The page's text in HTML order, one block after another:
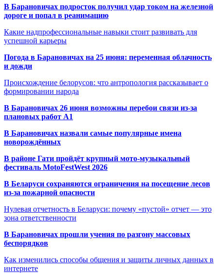
В Барановичах подросток получил удар током на железной
дороге и попал в реанимацию
Какие надпрофессиональные навыки стоит развивать для
успешной карьеры
Погода в Барановичах на 25 июня: переменная облачность
и дожди
Происхождение белорусов: что антропология рассказывает о
формировании народа
В Барановичах 26 июня возможны перебои связи из-за
плановых работ A1
В Барановичах назвали самые популярные имена
новорождённых
В районе Гати пройдёт крупный мото-музыкальный
фестиваль MotoFestWest 2026
В Беларуси сохраняются ограничения на посещение лесов
из-за пожарной опасности
Нулевая отчетность в Беларуси: почему «пустой» отчет — это
зона ответственности
В Барановичах прошли учения по разгону массовых
беспорядков
Как изменились способы общения и защиты личных данных в
интернете